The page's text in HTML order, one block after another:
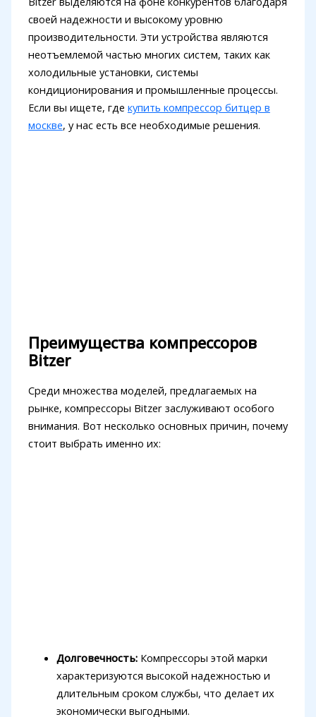
своей надежности и высокому уровню
производительности. Эти устройства являются
неотъемлемой частью многих систем, таких как
холодильные установки, системы
кондиционирования и промышленные процессы.
Если вы ищете, где купить компрессор битцер в
москве, у нас есть все необходимые решения.
Преимущества компрессоров
Bitzer
Среди множества моделей, предлагаемых на
рынке, компрессоры Bitzer заслуживают особого
внимания. Вот несколько основных причин, почему
стоит выбрать именно их:
Долговечность:Компрессоры этой марки
характеризуются высокой надежностью и
длительным сроком службы, что делает их
экономически выгодными.